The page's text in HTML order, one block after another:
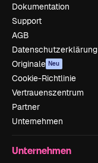
Dokumentation
Support
AGB
Datenschutzerklärung
Originale Neu
Cookie-Richtlinie
Vertrauenszentrum
Partner
Unternehmen
Unternehmen